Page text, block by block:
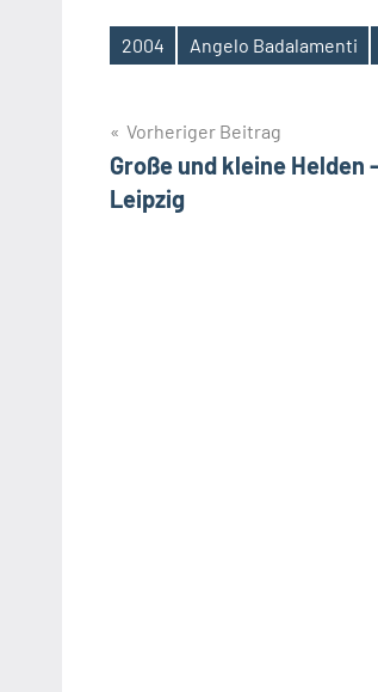
Schlagwörter
2004 Angelo Badalamenti
Beitragsnavigation
Vorheriger Beitrag
Große und kleine Helden
Leipzig